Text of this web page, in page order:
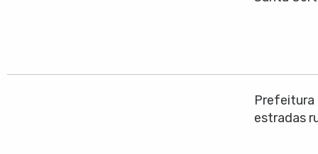
Prefeitura
estradas